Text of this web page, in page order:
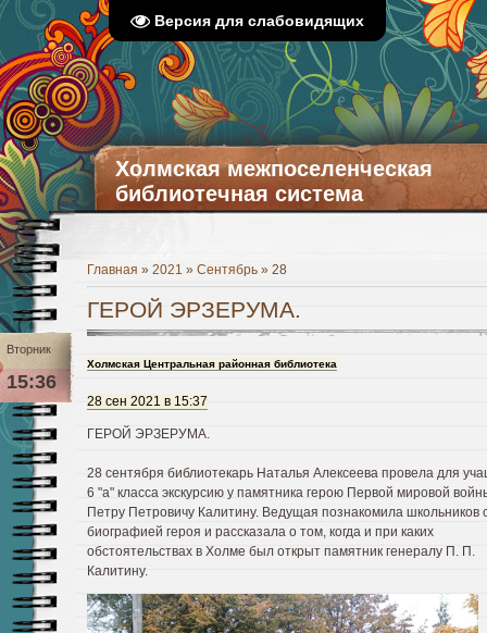
Версия для слабовидящих
Холмская межпоселенческая
библиотечная система
Главная » 2021 » Сентябрь » 28
ГЕРОЙ ЭРЗЕРУМА.
Вторник
15:36
Холмская Центральная районная библиотека
28 сен 2021 в 15:37
ГЕРОЙ ЭРЗЕРУМА.
28 сентября библиотекарь Наталья Алексеева провела для
6 "а" класса экскурсию у памятника герою Первой мировой
Петру Петровичу Калитину. Ведущая познакомила школьников
биографией героя и рассказала о том, когда и при каких
обстоятельствах в Холме был открыт памятник генералу П. П.
Калитину.